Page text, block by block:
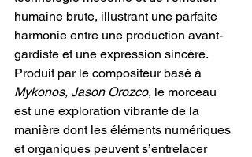
humaine brute, illustrant une parfaite
harmonie entre une production avant-
gardiste et une expression sincère.
Produit par le compositeur basé à
Mykonos, Jason Orozco, le morceau
est une exploration vibrante de la
manière dont les éléments numériques
et organiques peuvent s’entrelacer